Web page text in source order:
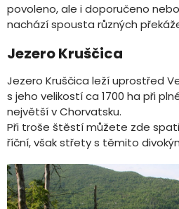
povoleno, ale i doporučeno
nachází spousta různých
Jezero Kruščica
Jezero Kruščica leží uprostřed
s jeho velikostí ca 1700 ha při
největší v Chorvatsku.
Při troše štěstí můžete zde
říční, však střety s těmito